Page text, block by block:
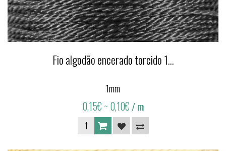
Fio algodão encerado torcido 1...
1mm
0,15€~ 0,10€/ m